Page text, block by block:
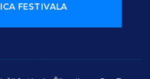
FESTIVALA